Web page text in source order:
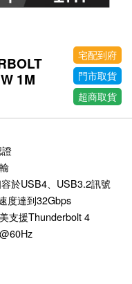
1M
宅配到府
門市取貨
超商取貨
於USB4、USB3.2訊號
度達到32Gbps
支援Thunderbolt 4